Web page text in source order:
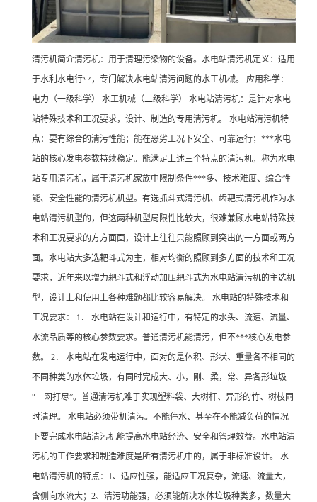
清污机简介清污机：用于清理污染物的设备。水电站清污机定义：适用
于水利水电行业，专门解决水电站清污问题的水工机械。 应用科学：
电力（一级科学） 水工机械（二级科学） 水电站清污机：是针对水电
站特殊技术和工况要求，设计、制造的专用清污机。 水电站清污机特
点：要有综合的清污性能；能在恶劣工况下安全、可靠运行；***水电
站的核心发电参数持续稳定。能满足上述三个特点的清污机，称为水电
站专用清污机，属于清污机家族中限制条件***多、技术难度、综合性
能、安全性能的清污机机型。有选抓斗式清污机、齿耙式清污机作为水
电站清污机型的，但这两种机型局限性比较大，很难兼顾水电站特殊技
术和工况要求的方方面面，设计上往往只能照顾到突出的一方面或两方
面。水电站大多选耙斗式为主，相对均衡的照顾到多方面的技术和工况
要求，近年来以增力耙斗式和浮动加压耙斗式为水电站清污机的主选机
型，设计上和使用上各种难题都比较容易解决。 水电站的特殊技术和
工况要求： 1． 水电站在设计和运行中，有特定的水头、流速、流量、
水流品质等的核心参数要求。普通清污机能清污，但不***核心发电参
数。 2． 水电站在发电运行中，面对的是体积、形状、重量各不相同的
不同种类的水体垃圾，有同时完成大、小，刚、柔，常、异各形垃圾
“一网打尽”。普通清污机难于实现塑料袋、大树杆、异形的竹、树枝同
时清理。 水电站必须带机清污。不能停水、甚至在不能减负荷的情况
下要完成水电站清污机能提高水电站经济、安全和管理效益。水电站清
污机的工作要求和制造难度是所有清污机中的，属于非标准设计。 水
电站清污机的特点：1、适应性强，能适应工况复杂，流速、流量大，
含侧向水流大；2、清污功能强，必须能解决水体垃圾种类多，数量大